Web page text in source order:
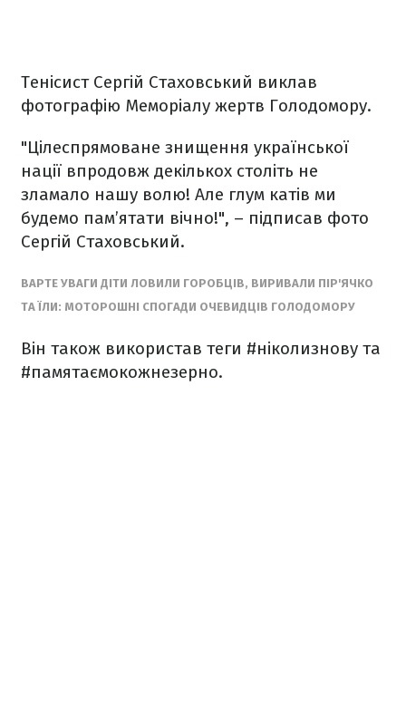
Тенісист Сергій Стаховський виклав
фотографію Меморіалу жертв Голодомору.
"Цілеспрямоване знищення української
нації впродовж декількох століть не
зламало нашу волю! Але глум катів ми
будемо пам’ятати вічно!", – підписав фото
Сергій Стаховський.
ВАРТЕ УВАГИ ДІТИ ЛОВИЛИ ГОРОБЦІВ, ВИРИВАЛИ ПІР'ЯЧКО
ТА ЇЛИ: МОТОРОШНІ СПОГАДИ ОЧЕВИДЦІВ ГОЛОДОМОРУ
Він також використав теги #ніколизнову та
#памятаємокожнезерно.